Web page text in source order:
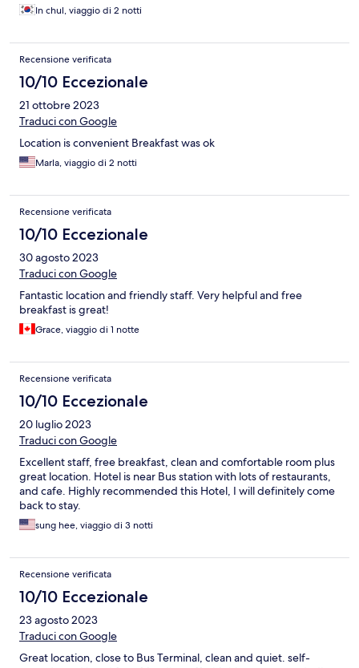
In chul, viaggio di 2 notti
Recensione verificata
10/10 Eccezionale
21 ottobre 2023
Traduci con Google
Location is convenient Breakfast was ok
Marla, viaggio di 2 notti
Recensione verificata
10/10 Eccezionale
30 agosto 2023
Traduci con Google
Fantastic location and friendly staff. Very helpful and free
breakfast is great!
Grace, viaggio di 1 notte
Recensione verificata
10/10 Eccezionale
20 luglio 2023
Traduci con Google
Excellent staff, free breakfast, clean and comfortable room plus
great location. Hotel is near Bus station with lots of restaurants,
and cafe. Highly recommended this Hotel, I will definitely come
back to stay.
sung hee, viaggio di 3 notti
Recensione verificata
10/10 Eccezionale
23 agosto 2023
Traduci con Google
Great location, close to Bus Terminal, clean and quiet. self-